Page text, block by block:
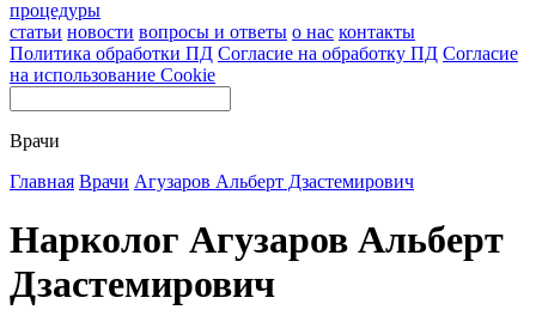
процедуры
статьи новости вопросы и ответы о нас контакты
Политика обработки ПД Согласие на обработку ПД Согласие
на использование Cookie
Врачи
Главная Врачи Агузаров Альберт Дзастемирович
Нарколог Агузаров Альберт
Дзастемирович